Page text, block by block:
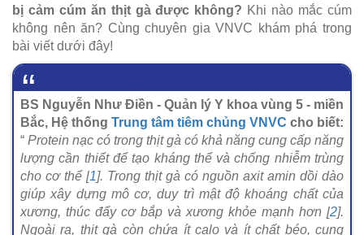
bị cảm cúm ăn thịt gà được không? Khi nào mắc cúm
không nên ăn? Cùng chuyên gia VNVC khám phá trong
bài viết dưới đây!
BS Nguyễn Như Điền - Quản lý Y khoa vùng 5 - miền
Bắc, Hệ thống Trung tâm tiêm chủng VNVC cho biết:
“ Protein nạc có trong thịt gà có khả năng cung cấp năng
lượng cần thiết để tạo kháng thể và chống nhiễm trùng
cho cơ thể [1]. Trong thịt gà có nguồn axit amin dồi dào
giúp xây dựng mô cơ, duy trì mật độ khoáng chất của
xương, thúc đẩy cơ bắp và xương khỏe mạnh hơn [2].
Ngoài ra, thịt gà còn chứa ít calo và ít chất béo, cung